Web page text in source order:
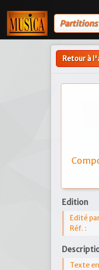
Partitions
Retour à
Edition
Edité
Réf. :
Texte